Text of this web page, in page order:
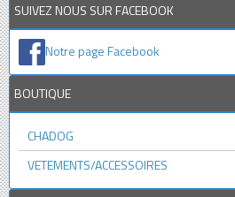
SUIVEZ NOUS SUR FACEBOOK
Notre page Facebook
BOUTIQUE
CHADOG
VETEMENTS/ACCESSOIRES